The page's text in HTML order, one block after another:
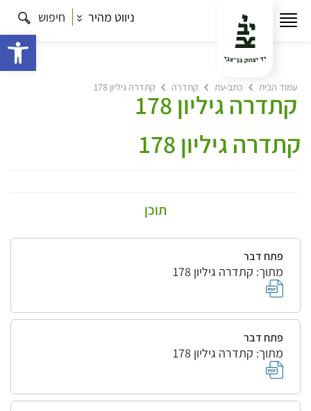
ניווט מהיר חיפוש
עמוד הבית כתב-עת קתדרה קתדרה גיליון 178
קתדרה גיליון 178
קתדרה גיליון 178
תוכן
פתח דבר
מתוך: קתדרה גיליון 178
פתח דבר
מתוך: קתדרה גיליון 178